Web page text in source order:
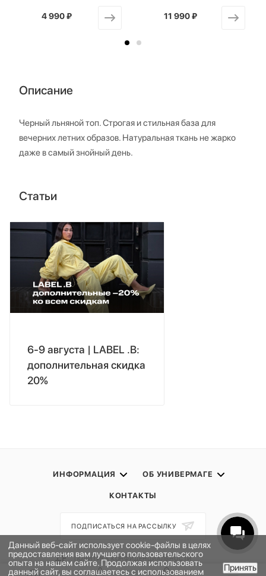
от
4 990 ₽ от
11 990 ₽
Описание
Черный льняной топ. Строгая и стильная база для
вечерних летних образов. Натуральная ткань не жарко
даже в самый знойный день.
Статьи
6-9 августа | LABEL .B:
дополнительная скидка
20%
ИНФОРМАЦИЯ ОБ УНИВЕРМАГЕ
КОНТАКТЫ
ПОДПИСАТЬСЯ НА РАССЫЛКУ
ПОЛИТИКА КОНФИДЕНЦИАЛЬНОСТИ
ПУБЛИЧНАЯ ОФЕРТА
Данный веб-сайт использует cookie-файлы в целях
предоставления вам лучшего пользовательского
опыта на нашем сайте. Продолжая использовать
данный сайт, вы соглашаетесь с использованием
Принять